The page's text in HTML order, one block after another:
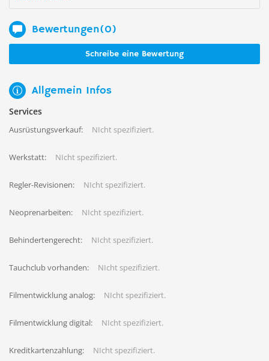
Bewertungen(0)
Schreibe eine Bewertung
Allgemein Infos
Services
Ausrüstungsverkauf: NIcht spezifiziert.
Werkstatt: NIcht spezifiziert.
Regler-Revisionen: NIcht spezifiziert.
Neoprenarbeiten: NIcht spezifiziert.
Behindertengerecht: NIcht spezifiziert.
Tauchclub vorhanden: NIcht spezifiziert.
Filmentwicklung analog: NIcht spezifiziert.
Filmentwicklung digital: NIcht spezifiziert.
Kreditkartenzahlung: NIcht spezifiziert.